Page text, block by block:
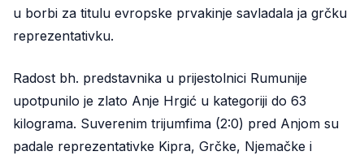
u borbi za titulu evropske prvakinje savladala ja grčku
reprezentativku.
Radost bh. predstavnika u prijestolnici Rumunije
upotpunilo je zlato Anje Hrgić u kategoriji do 63
kilograma. Suverenim trijumfima (2:0) pred Anjom su
padale reprezentativke Kipra, Grčke, Njemačke i